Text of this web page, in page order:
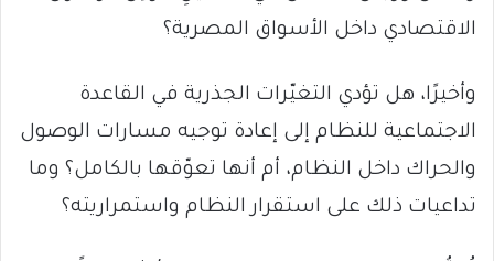
الاقتصادي داخل الأسواق المصرية؟
وأخيرًا، هل تؤدي التغيّرات الجذرية في القاعدة
الاجتماعية للنظام إلى إعادة توجيه مسارات الوصول
والحراك داخل النظام، أم أنها تعوّقها بالكامل؟ وما
تداعيات ذلك على استقرار النظام واستمراريته؟